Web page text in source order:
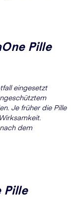
Pille
eingesetzt
Je früher die Pille
dem
Pille